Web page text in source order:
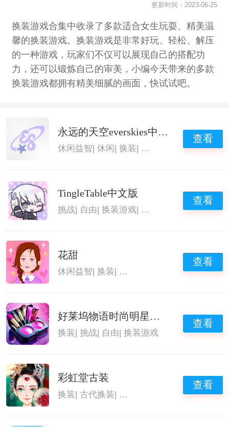
更新时间：2023-06-25
换装游戏合集中收录了多款适合女生玩耍、精美温
馨的换装游戏。换装游戏是非常好玩、轻松、解压
的一种游戏，玩家们不仅可以展现自己的搭配功
力，还可以锻炼自己的审美，小编今天带来的多款
换装游戏都拥有精美细腻的画面，快试试吧。
永远的天空everskies中文版
休闲益智|休闲|换装| 换装游戏
查看
TingleTable中文版
挑战 自由 |换装游戏 休闲益智游戏
查看
花甜
休闲益智|换装| 换装小游戏 换装游戏
查看
好莱坞物语时尚明星国际服
换装 |挑战 自由 |换装游戏
查看
彩虹堂古装
换装|古代换装| 可爱的换装游戏 |换装游戏
查看